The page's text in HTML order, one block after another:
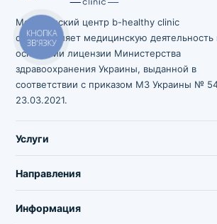
Медицинский центр b-healthy clinic
осуществляет медицинскую деятельность
основании лицензии Министерства
здравоохранения Украины, выданной в
соответствии с приказом МЗ Украины №
23.03.2021.
Услуги
Направления
Информация
КНОПКА
ЗВ'ЯЗКУ